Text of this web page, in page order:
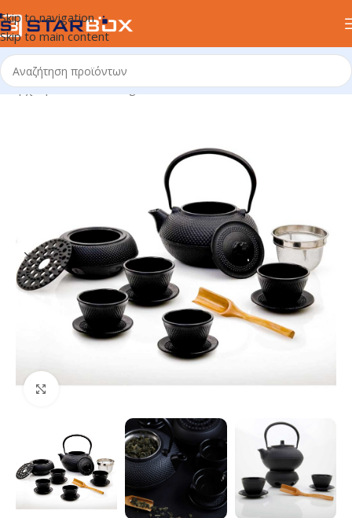
Skip to navigation
Skip to main content
Αρχική σελίδα/uncategorized
Κλικ για μεγέθυνση